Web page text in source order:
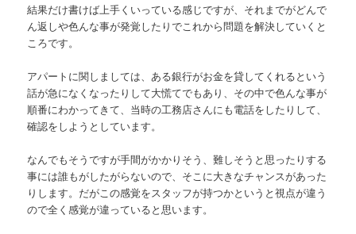
結果だけ書けば上手くいっている感じですが、それまでがどんで
ん返しや色んな事が発覚したりでこれから問題を解決していくと
ころです。
アパートに関しましては、ある銀行がお金を貸してくれるという
話が急になくなったりして大慌てでもあり、その中で色んな事が
順番にわかってきて、当時の工務店さんにも電話をしたりして、
確認をしようとしています。
なんでもそうですが手間がかかりそう、難しそうと思ったりする
事には誰もがしたがらないので、そこに大きなチャンスがあった
りします。だがこの感覚をスタッフが持つかというと視点が違う
ので全く感覚が違っていると思います。